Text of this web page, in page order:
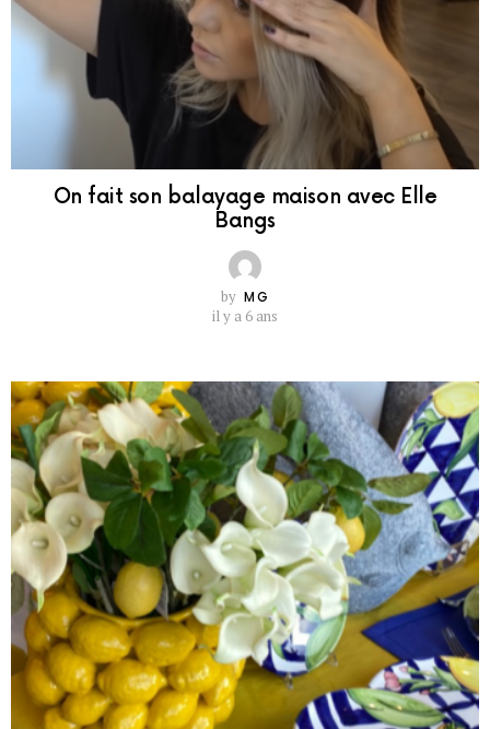
On fait son balayage maison avec Elle
Bangs
by MG
il y a 6 ans